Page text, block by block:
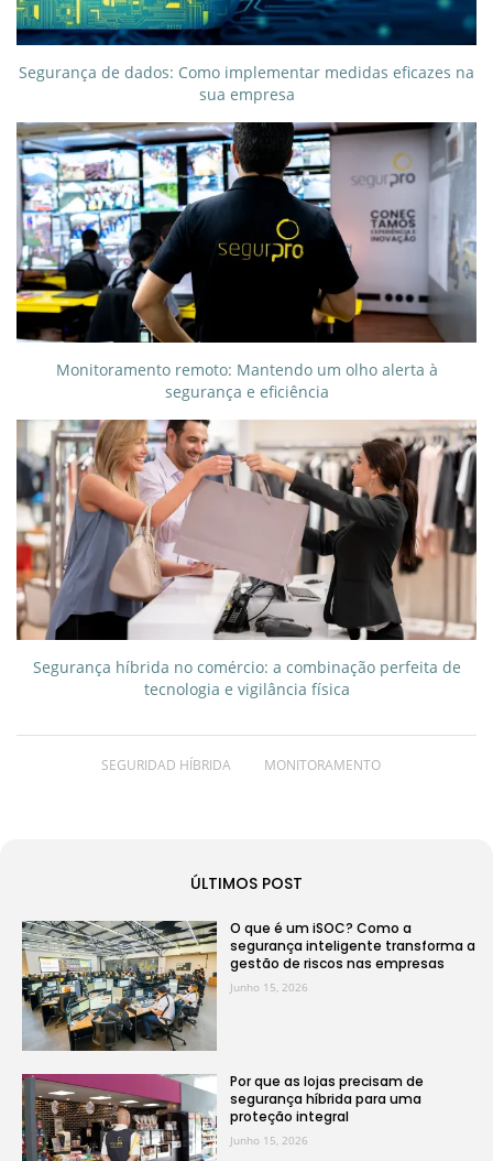
Segurança de dados: Como implementar medidas eficazes na
sua empresa
Monitoramento remoto: Mantendo um olho alerta à
segurança e eficiência
Segurança híbrida no comércio: a combinação perfeita de
tecnologia e vigilância física
SEGURIDAD HÍBRIDA MONITORAMENTO
ÚLTIMOS POST
O que é um iSOC? Como a
segurança inteligente transforma a
gestão de riscos nas empresas
Junho 15, 2026
Por que as lojas precisam de
segurança híbrida para uma
proteção integral
Junho 15, 2026